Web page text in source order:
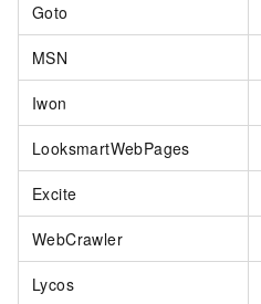
Goto
MSN
Iwon
LooksmartWebPages
Excite
WebCrawler
Lycos